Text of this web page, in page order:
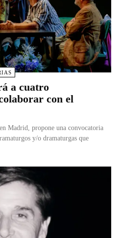
a cuatro
con el
Madrid, propone una convocatoria
y/o dramaturgas que